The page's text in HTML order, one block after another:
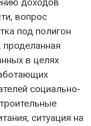
вопрос
под полигон
в целях
социально-
ситуация на